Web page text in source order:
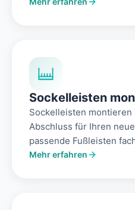
Sockelleisten
Sockelleisten
Abschluss für Ihren
passende Fußleisten
Mehr erfahren